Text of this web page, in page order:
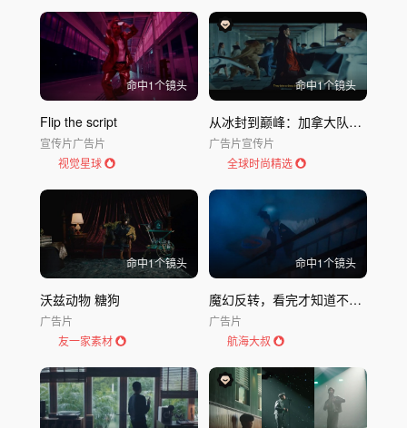
命中1个镜头
Flip the script
宣传片广告片
视觉星球
命中1个镜头
从冰封到巅峰：加拿大队的冰雪荣耀
广告片宣传片
全球时尚精选
命中1个镜头
沃兹动物 糖狗
广告片
友一家素材
命中1个镜头
魔幻反转，看完才知道不是披萨广告！
广告片
航海大叔